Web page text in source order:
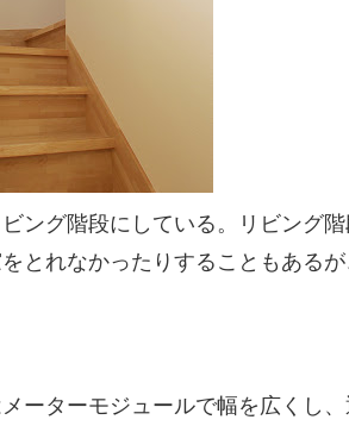
ング階段にしている。リビング
とれなかったりすることもある
ーターモジュールで幅を広くし